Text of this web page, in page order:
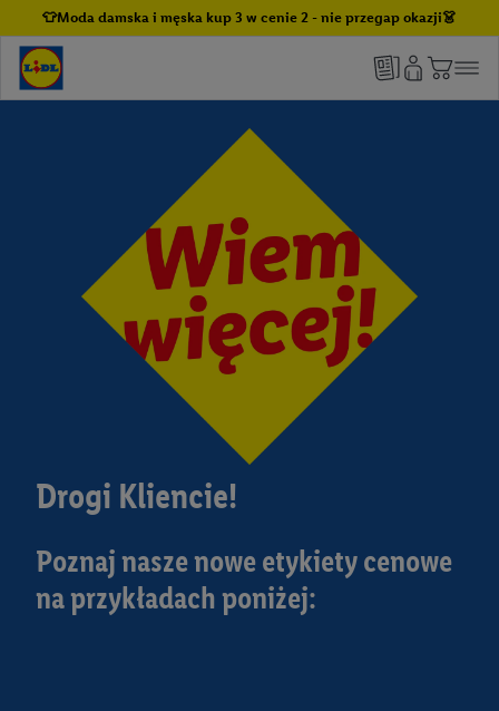
👕Moda damska i męska kup 3 w cenie 2 - nie przegap okazji👗
Drogi Kliencie!
Poznaj nasze nowe etykiety cenowe
na przykładach poniżej: